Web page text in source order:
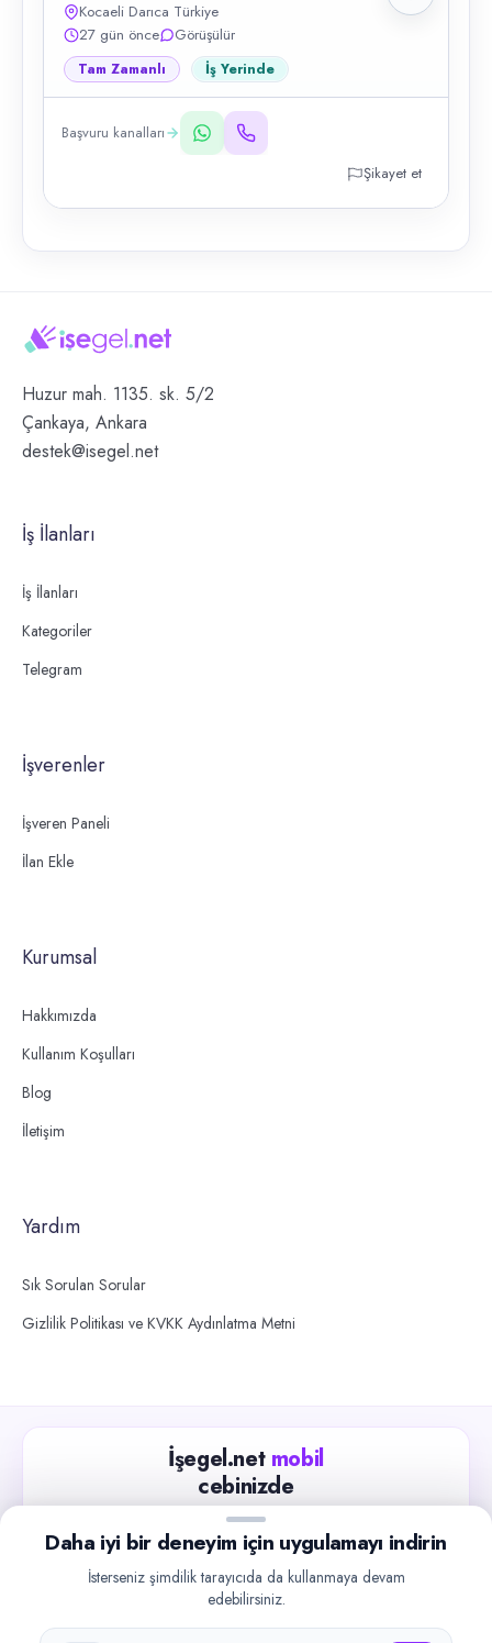
Kocaeli Darıca Türkiye
27 gün önce
Görüşülür
Tam Zamanlı İş Yerinde
Başvuru kanalları
Şikayet et
Huzur mah. 1135. sk. 5/2
Çankaya, Ankara
destek@isegel.net
İş İlanları
İş İlanları
Kategoriler
Telegram
İşverenler
İşveren Paneli
İlan Ekle
Kurumsal
Hakkımızda
Kullanım Koşulları
Blog
İletişim
Yardım
Sık Sorulan Sorular
Gizlilik Politikası ve KVKK Aydınlatma Metni
İşegel.net mobil
cebinizde
Güncel iş ilanlarını takip edin, işverenlerle hızlıca
iletişime geçin.
Google Play
Daha iyi bir deneyim için uygulamayı indirin
İsterseniz şimdilik tarayıcıda da kullanmaya devam
edebilirsiniz.